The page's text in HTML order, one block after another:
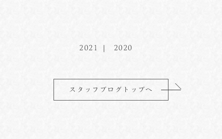
2021 2020
スタッフブログトップへ